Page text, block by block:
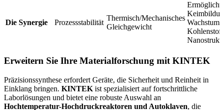
Die Synergie Prozessstabilität
Thermisch/Mechanisches
Gleichgewicht
Erweitern Sie Ihre Materialforschung mit KINTEK
Präzisionssynthese erfordert Geräte, die Sicherheit und Reinheit in
Einklang bringen. KINTEK ist spezialisiert auf fortschrittliche
Laborlösungen und bietet eine robuste Auswahl an
Hochtemperatur-Hochdruckreaktoren und Autoklaven, die